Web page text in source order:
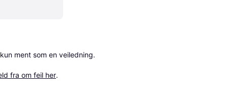
ment som en veiledning.
fra om feil her.